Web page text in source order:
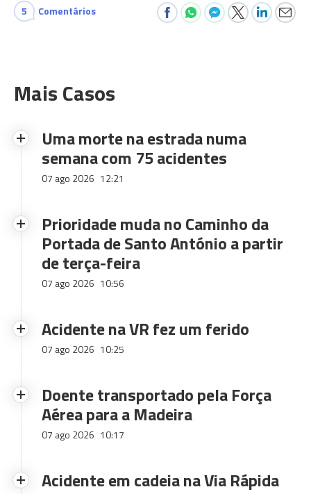
5 Comentários
Mais Casos
Uma morte na estrada numa
semana com 75 acidentes
07 ago 2026 12:21
Prioridade muda no Caminho da
Portada de Santo António a partir
de terça-feira
07 ago 2026 10:56
Acidente na VR fez um ferido
07 ago 2026 10:25
Doente transportado pela Força
Aérea para a Madeira
07 ago 2026 10:17
Acidente em cadeia na Via Rápida